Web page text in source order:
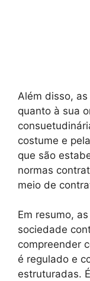
Além disso,
quanto à sua
costume e
que são
normas
meio de
Em resumo,
sociedade
compreender
é regulado e
estruturadas.